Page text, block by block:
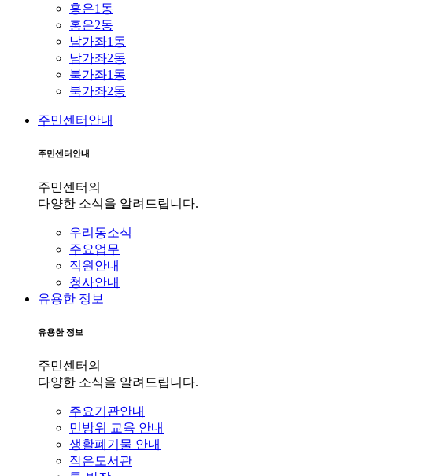
홍은1동
홍은2동
남가좌1동
남가좌2동
북가좌1동
북가좌2동
주민센터안내
주민센터안내
주민센터의
다양한 소식을 알려드립니다.
우리동소식
주요업무
직원안내
청사안내
유용한 정보
유용한 정보
주민센터의
다양한 소식을 알려드립니다.
주요기관안내
민방위 교육 안내
생활폐기물 안내
작은도서관